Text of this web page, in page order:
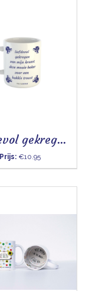
Liefdevol gekregen van mijn kroost - Mok
Prijs: €10.95